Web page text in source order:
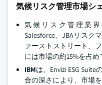
気候リスク管理市場シ
気候リスク管理業界
Salesforce、JBAリスク
ァーストストリート、
には市場の約15%を占め
IBMは、Envizi ESG
合の深さにより、市場